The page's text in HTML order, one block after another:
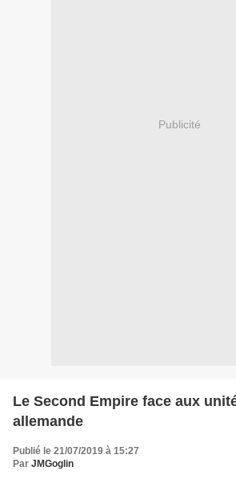
Publicité
Le Second Empire face aux
allemande
Publié le 21/07/2019 à 15:27
Par JMGoglin